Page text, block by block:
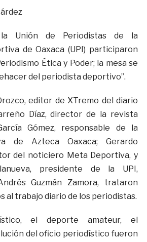
Unión de Periodistas de la
de Oaxaca (UPI) participaron
Ética y Poder; la mesa se
del periodista deportivo”.
editor de XTremo del diario
Díaz, director de la revista
Gómez, responsable de la
de Azteca Oaxaca; Gerardo
del noticiero Meta Deportiva, y
presidente de la UPI,
Guzmán Zamora, trataron
al trabajo diario de los periodistas.
el deporte amateur, el
del oficio periodístico fueron